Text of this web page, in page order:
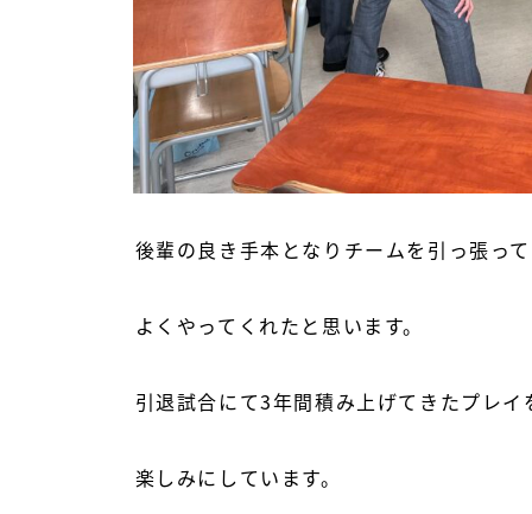
後輩の良き手本となりチームを引っ張っ
よくやってくれたと思います。
引退試合にて3年間積み上げてきたプレ
楽しみにしています。